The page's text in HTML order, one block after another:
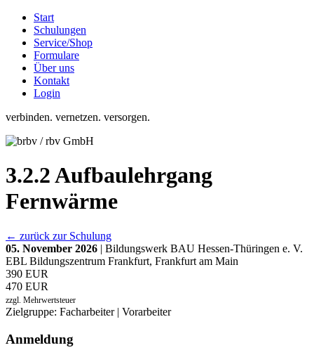
Start
Schulungen
Service/Shop
Formulare
Über uns
Kontakt
Login
verbinden. vernetzen. versorgen.
3.2.2 Aufbaulehrgang
Fernwärme
← zurück zur Schulung
05. November 2026 | Bildungswerk BAU Hessen-Thüringen e. V.
EBL Bildungszentrum Frankfurt, Frankfurt am Main
390 EUR
470 EUR
zzgl. Mehrwertsteuer
Zielgruppe: Facharbeiter | Vorarbeiter
Anmeldung